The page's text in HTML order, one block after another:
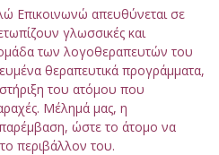
Επικοινωνώ απευθύνεται σε
γλωσσικές και
των λογοθεραπευτών του
θεραπευτικά προγράμματα,
του ατόμου που
Μέλημά μας, η
ώστε το άτομο να
περιβάλλον του.